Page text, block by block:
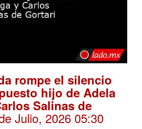
rompe el silencio
hijo de Adela
Salinas de
Julio, 2026 05:30